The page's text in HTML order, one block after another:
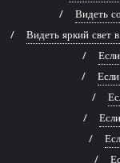
Видеть
Видеть яркий свет